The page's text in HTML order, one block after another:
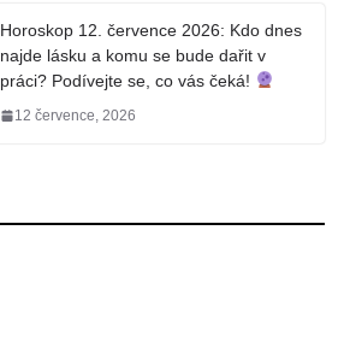
Horoskop 12. července 2026: Kdo dnes
najde lásku a komu se bude dařit v
práci? Podívejte se, co vás čeká!
12 července, 2026